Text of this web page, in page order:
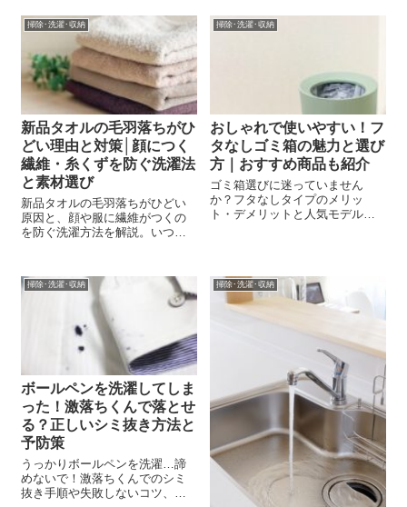
までわかりやすく紹介します。
掃除･洗濯･収納
新品タオルの毛羽落ちがひ
どい理由と対策│顔につく
繊維・糸くずを防ぐ洗濯法
と素材選び
新品タオルの毛羽落ちがひどい
原因と、顔や服に繊維がつくの
を防ぐ洗濯方法を解説。いつま
く紹介します。
掃除･洗濯･収納
おしゃれで使いやすい！フ
タなしゴミ箱の魅力と選び
方｜おすすめ商品も紹介
ゴミ箱選びに迷っていません
か？フタなしタイプのメリッ
ト・デメリットと人気モデルを
掃除･洗濯･収納
ボールペンを洗濯してしま
った！激落ちくんで落とせ
る？正しいシミ抜き方法と
予防策
うっかりボールペンを洗濯…諦
めないで！激落ちくんでのシミ
抜き手順や失敗しないコツ、ク
掃除･洗濯･収納